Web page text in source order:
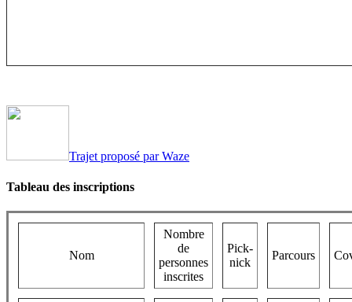
Trajet proposé par Waze
Tableau des inscriptions
Nom
Nombre
de
personnes
inscrites
Pick-
nick
Parcours